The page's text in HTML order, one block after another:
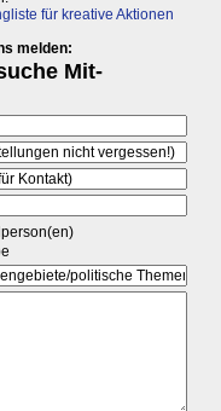
für kreative Aktionen
melden: